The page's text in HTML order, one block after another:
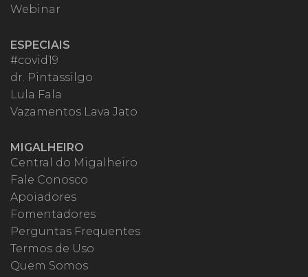
Webinar
ESPECIAIS
#covid19
dr. Pintassilgo
Lula Fala
Vazamentos Lava Jato
MIGALHEIRO
Central do Migalheiro
Fale Conosco
Apoiadores
Fomentadores
Perguntas Frequentes
Termos de Uso
Quem Somos